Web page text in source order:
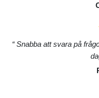
Snabba att svara på